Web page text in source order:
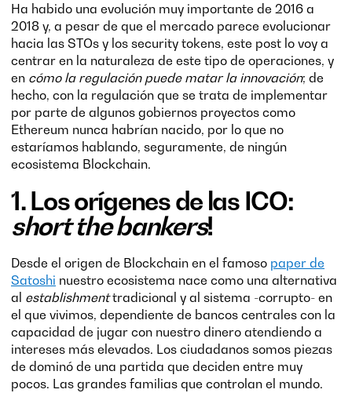
Ha habido una evolución muy importante de 2016 a
2018 y, a pesar de que el mercado parece evolucionar
hacia las STOs y los security tokens, este post lo voy a
centrar en la naturaleza de este tipo de operaciones, y
en cómo la regulación puede matar la innovación; de
hecho, con la regulación que se trata de implementar
por parte de algunos gobiernos proyectos como
Ethereum nunca habrían nacido, por lo que no
estaríamos hablando, seguramente, de ningún
ecosistema Blockchain.
1. Los orígenes de las ICO:
short the bankers!
Desde el origen de Blockchain en el famoso paper de
Satoshi nuestro ecosistema nace como una alternativa
al establishmenttradicional y al sistema -corrupto- en
el que vivimos, dependiente de bancos centrales con la
capacidad de jugar con nuestro dinero atendiendo a
intereses más elevados. Los ciudadanos somos piezas
de dominó de una partida que deciden entre muy
pocos. Las grandes familias que controlan el mundo.